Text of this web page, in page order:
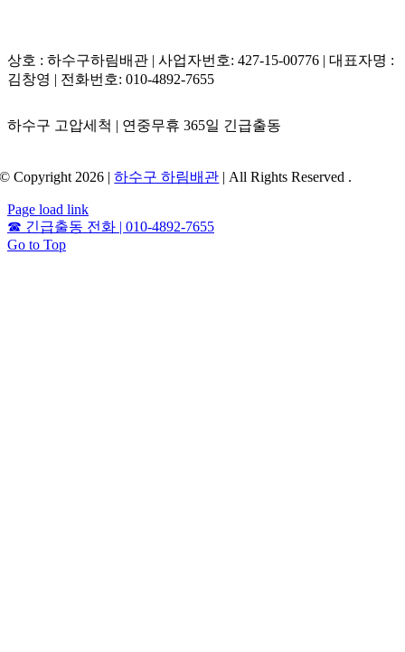
상호 : 하수구하림배관 | 사업자번호: 427-15-00776 | 대표자명 :
김창영 | 전화번호: 010-4892-7655
하수구 고압세척 | 연중무휴 365일 긴급출동
© Copyright 2026 |하수구 하림배관 | All Rights Reserved .
Page load link
☎ 긴급출동 전화 | 010-4892-7655
Go to Top